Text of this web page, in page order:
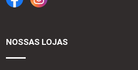
NOSSAS LOJAS